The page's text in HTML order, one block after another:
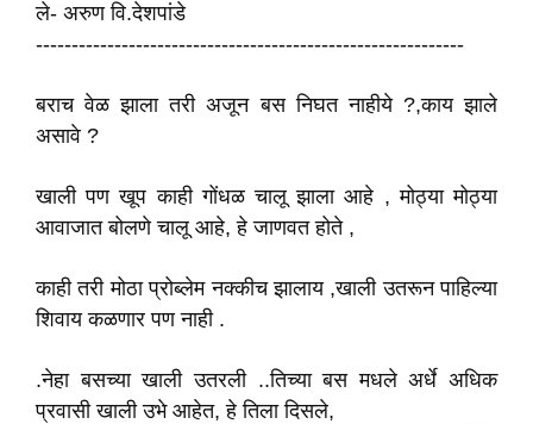
ले- अरुण वि.देशपांडे
------------------------------------------------------------
बराच वेळ झाला तरी अजून बस निघत नाहीये ?,काय झाले
असावे ?
खाली पण खूप काही गोंधळ चालू झाला आहे , मोठ्या मोठ्या
आवाजात बोलणे चालू आहे, हे जाणवत होते ,
काही तरी मोठा प्रोब्लेम नक्कीच झालाय ,खाली उतरून पाहिल्या
शिवाय कळणार पण नाही .
.नेहा बसच्या खाली उतरली ..तिच्या बस मधले अर्धे अधिक
प्रवासी खाली उभे आहेत, हे तिला दिसले,